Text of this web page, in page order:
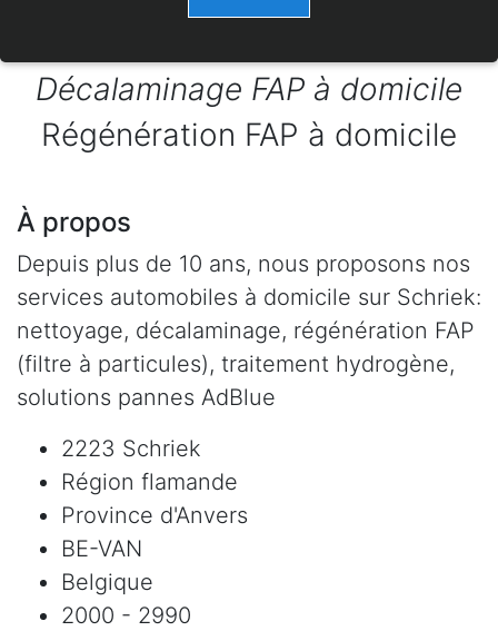
Décalaminage FAP à domicile
Régénération FAP à domicile
À propos
Depuis plus de 10 ans, nous proposons nos
services automobiles à domicile sur Schriek:
nettoyage, décalaminage, régénération FAP
(filtre à particules), traitement hydrogène,
solutions pannes AdBlue
2223 Schriek
Région flamande
Province d'Anvers
BE-VAN
Belgique
2000 - 2990